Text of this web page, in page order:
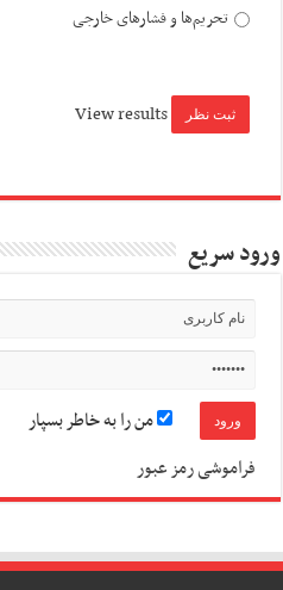
تحریم‌ها و فشارهای خارجی
View results
ورود سریع
من را به خاطر بسپار
فراموشی رمز عبور